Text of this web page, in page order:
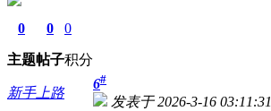
0
主题
0
帖子
0
积分
新手上路
6#
发表于 2026-3-16 03:11:31